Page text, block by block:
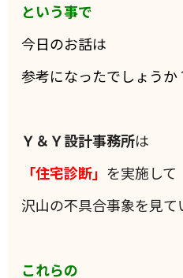
という事で
今日のお話は
参考になったでしょうか
Ｙ＆Ｙ設計事務所は
「住宅診断」 を実施して
沢山の不具合事象を見て
これらの